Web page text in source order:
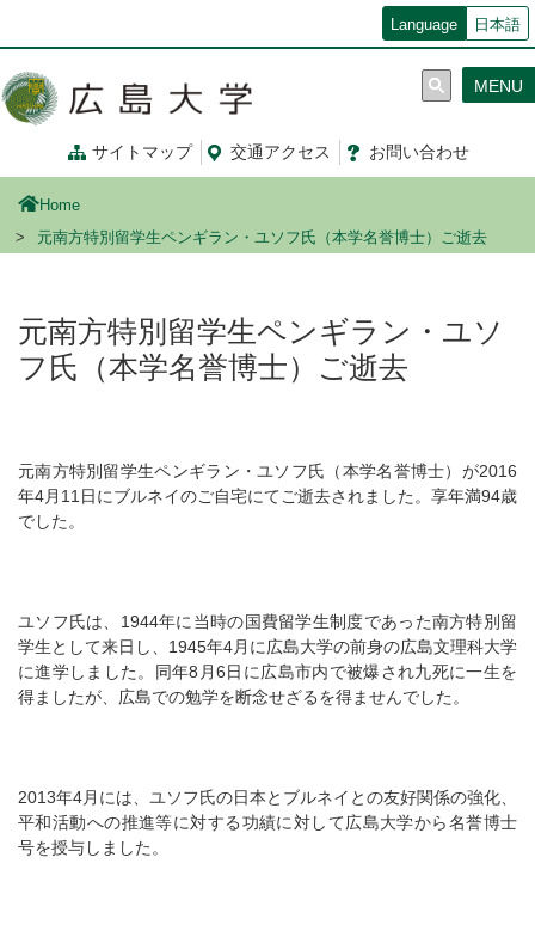
コ
ン
移
Language 日本語
サイトマップ 交通アクセス お問い合わせ
MENU
Home
元南方特別留学生ペンギラン・ユソフ氏（本学名誉博士）ご逝去
元南方特別留学生ペンギラン・ユソ
フ氏（本学名誉博士）ご逝去
元南方特別留学生ペンギラン・ユソフ氏（本学名誉博士）が2016
年4月11日にブルネイのご自宅にてご逝去されました。享年満94歳
でした。
ユソフ氏は、1944年に当時の国費留学生制度であった南方特別留
学生として来日し、1945年4月に広島大学の前身の広島文理科大学
に進学しました。同年8月6日に広島市内で被爆され九死に一生を
得ましたが、広島での勉学を断念せざるを得ませんでした。
2013年4月には、ユソフ氏の日本とブルネイとの友好関係の強化、
平和活動への推進等に対する功績に対して広島大学から名誉博士
号を授与しました。